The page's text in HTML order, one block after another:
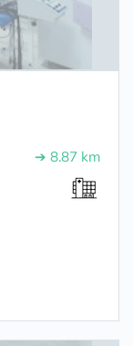
➔ 8.87 km